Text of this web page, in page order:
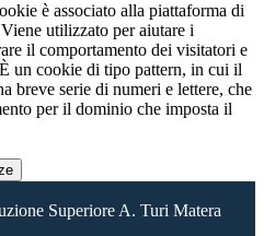
è associato alla piattaforma di
utilizzato per aiutare i
il comportamento dei visitatori e
un cookie di tipo pattern, in cui il
breve serie di numeri e lettere, che
per il dominio che imposta il
Superiore A. Turi Matera